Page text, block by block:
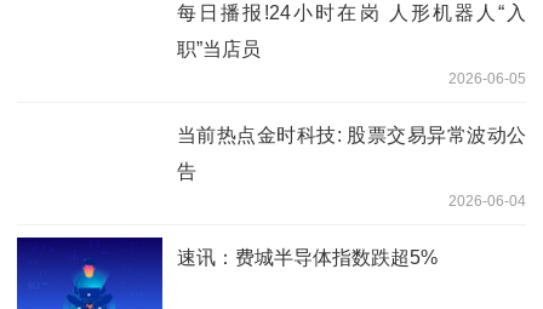
每日播报!24小时在岗 人形机器人“入
职”当店员
2026-06-05
当前热点金时科技: 股票交易异常波动公
告
2026-06-04
速讯：费城半导体指数跌超5%